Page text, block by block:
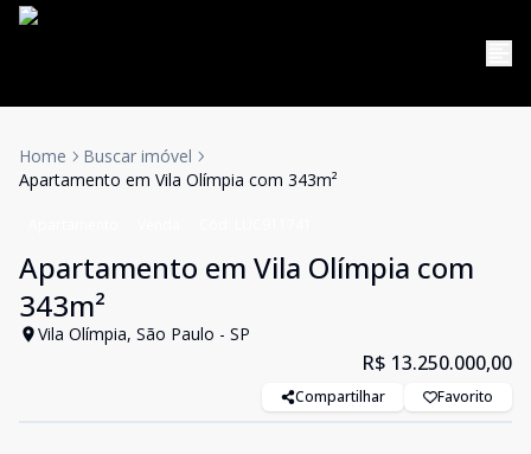
Home
Buscar imóvel
Apartamento em Vila Olímpia com 343m²
Apartamento em Vila Olímpia com
343m²
Vila Olímpia, São Paulo - SP
R$ 13.250.000,00
Compartilhar Favorito